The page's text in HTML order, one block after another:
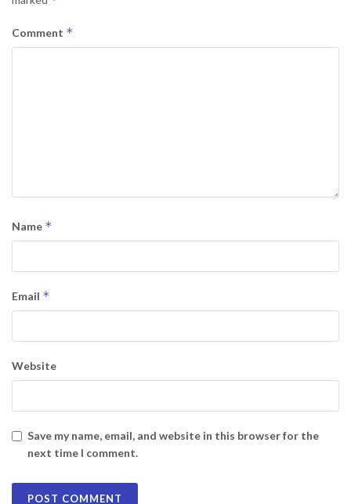
Comment *
Name *
Email *
Website
Save my name, email, and website in this browser for the
next time I comment.